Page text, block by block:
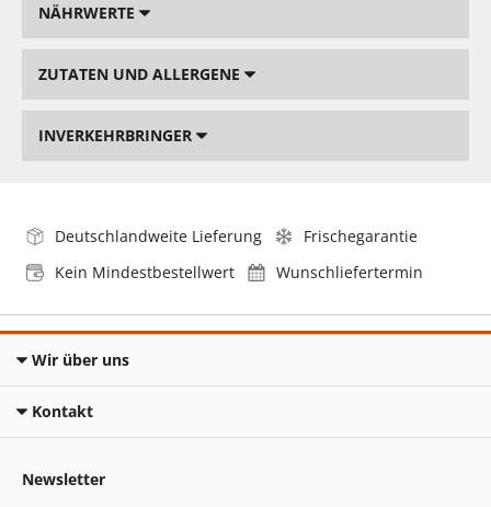
NÄHRWERTE
ZUTATEN UND ALLERGENE
INVERKEHRBRINGER
Deutschlandweite Lieferung
Frischegarantie
Kein Mindestbestellwert
Wunschliefertermin
Wir über uns
Kontakt
Newsletter